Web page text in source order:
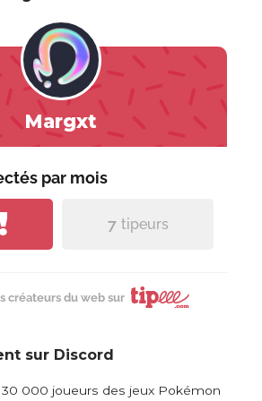
Margxt
par mois
7 tipeurs
créateurs du web sur
sur Discord
30 000 joueurs des jeux Pokémon